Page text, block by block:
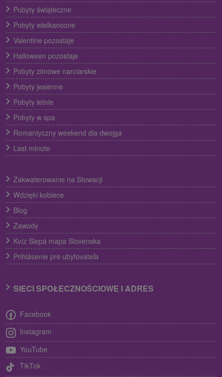
Pobyty świąteczne
Pobyty wielkanocne
Valentine pozostaje
Halloween pozostaje
Pobyty zimowe narciarskie
Pobyty jesienne
Pobyty letnie
Pobyty w spa
Romantyczny weekend dla dwojga
Last minute
Zakwaterowanie na Słowacji
Wdzięki kobiece
Blog
Zawody
Kvíz Slepá mapa Slovenska
Prihlásenie pre ubytovateľa
SIECI SPOŁECZNOŚCIOWE I ADRES
Facebook
Instagram
YouTube
TikTok